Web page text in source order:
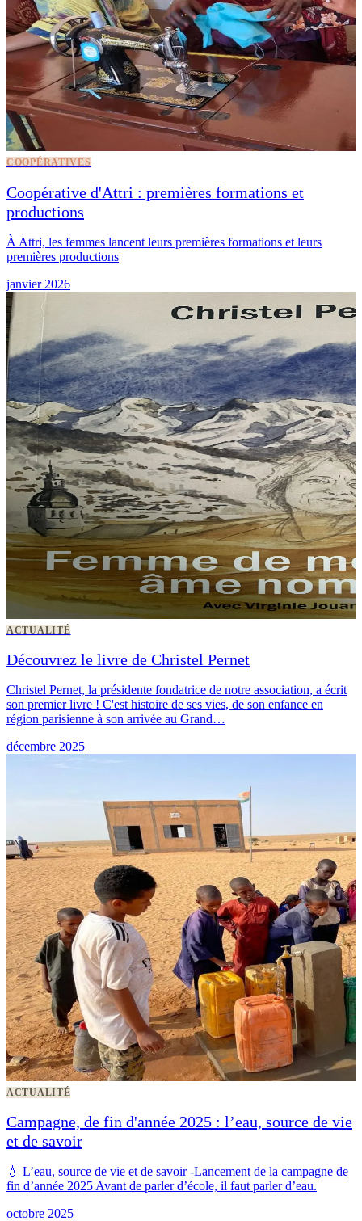
COOPÉRATIVES
Coopérative d'Attri : premières formations et
productions
À Attri, les femmes lancent leurs premières formations et leurs
premières productions
janvier 2026
ACTUALITÉ
Découvrez le livre de Christel Pernet
Christel Pernet, la présidente fondatrice de notre association, a écrit
son premier livre ! C'est histoire de ses vies, de son enfance en
région parisienne à son arrivée au Grand…
décembre 2025
ACTUALITÉ
Campagne, de fin d'année 2025 : l’eau, source de vie
et de savoir
💧 L’eau, source de vie et de savoir -Lancement de la campagne de
fin d’année 2025 Avant de parler d’école, il faut parler d’eau.
octobre 2025